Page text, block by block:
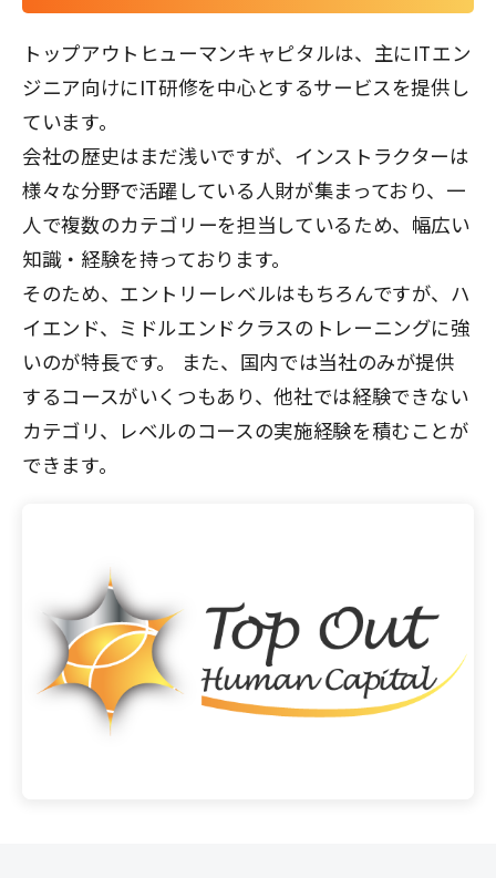
トップアウトヒューマンキャピタルは、主にITエン
ジニア向けにIT研修を中心とするサービスを提供し
ています。
会社の歴史はまだ浅いですが、インストラクターは
様々な分野で活躍している人財が集まっており、一
人で複数のカテゴリーを担当しているため、幅広い
知識・経験を持っております。
そのため、エントリーレベルはもちろんですが、ハ
イエンド、ミドルエンドクラスのトレーニングに強
いのが特長です。 また、国内では当社のみが提供
するコースがいくつもあり、他社では経験できない
カテゴリ、レベルのコースの実施経験を積むことが
できます。